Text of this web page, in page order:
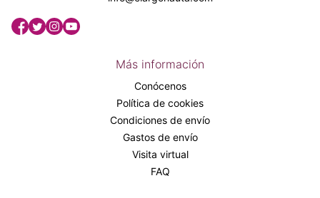
Más información
Conócenos
Política de cookies
Condiciones de envío
Gastos de envío
Visita virtual
FAQ